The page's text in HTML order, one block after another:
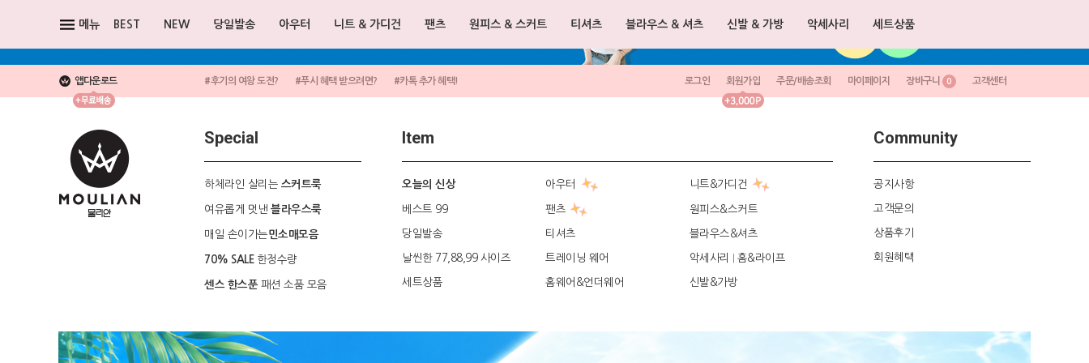
앱다운로드 #후기의 여왕 도전? #푸시 혜택 받으려면? #카톡 추가 혜택! 로그인 회원가입 주문/배송조회 마이페이지 장바구니 0 고객센터
Special
하체라인 살리는 스커트룩
여유롭게 멋낸 블라우스룩
매일 손이가는민소매모음
70% SALE 한정수량
센스 한스푼패션 소품 모음
Item
오늘의 신상 아우터 니트&가디건
베스트 99 팬츠 원피스&스커트
당일발송 티셔츠 블라우스&셔츠
날씬한 77,88,99 사이즈 트레이닝 웨어 악세사리 홈&라이프
세트상품 홈웨어&언더웨어 신발&가방
Community
공지사항
고객문의
상품후기
회원혜택
메뉴 BEST NEW 당일발송 아우터 니트 & 가디건 팬츠 원피스 & 스커트 티셔츠 블라우스 & 셔츠 신발 & 가방 악세사리 세트상품